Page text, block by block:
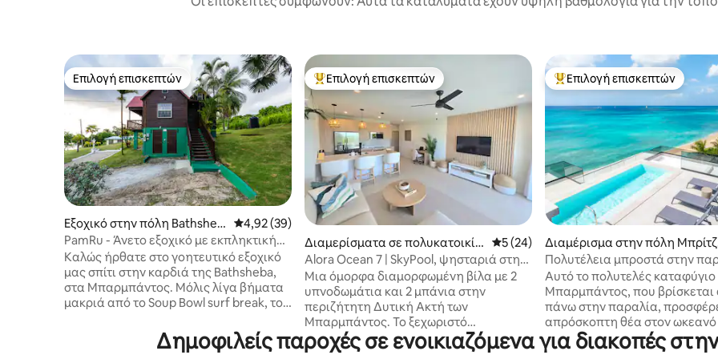
Επιλογή επισκεπτών
Επιλογή επισκεπτών
Εξοχικό στην πόλη Bathsheb
a
Μέση βαθμολογία: 4,92 στα 5, 39 κριτικές
4,92 (39)
PamRu - Άνετο εξοχικό με εκπληκτική
θέα
Καλώς ήρθατε στο γοητευτικό εξοχικό
μας σπίτι στην καρδιά της Bathsheba,
στα Μπαρμπάντος. Μόλις λίγα βήματα
μακριά από το Soup Bowl surf break, το
ρουστίκ ηρεμίας και παράκτιας
περιπέτειας. Ξυπνήστε με τον
Κορυφαία επιλογή επισκεπτών
Επιλογή επισκεπτών
Διαμερίσματα σε πολυκατοικία
στην πόλη Lower Carlton
Μέση βαθμολογία: 5 στα 5, 24 κριτικές
5 (24)
Alora Ocean 7 | SkyPool, ψησταριά στην
ταράτσα και θέα στον ωκεανό
Μια όμορφα διαμορφωμένη βίλα με 2
υπνοδωμάτια και 2 μπάνια στην
περιζήτητη Δυτική Ακτή των
Μπαρμπάντος. Το ξεχωριστό
χαρακτηριστικό είναι το Sky Lounge,
ένα υπερυψωμένο κοινόχρηστο
Κορυφαία επιλογή επισκεπτών
Επιλογή επισκεπτών
Διαμέρισμα στην πόλη
αουν
Πολυτέλεια μπροστά στην
Allure | Εντυπωσιακή θέα στον
Αυτό το πολυτελές καταφύγιο
Μπαρμπάντος, που βρίσκεται
πάνω στην παραλία,
απρόσκοπτη θέα στον ωκεανό
σπάνια εμπειρία να βγαίνετε
κατευθείαν από την πόρτα
Δημοφιλείς παροχές σε ενοικιαζόμενα για διακοπές